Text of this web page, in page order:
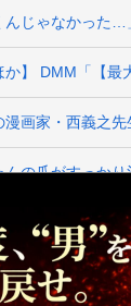
の爪がすっか